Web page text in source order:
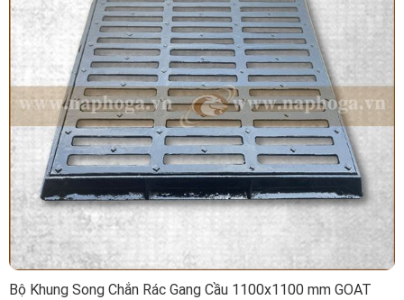
Bộ Khung Song Chắn Rác Gang Cầu 1100x1100 mm GOAT